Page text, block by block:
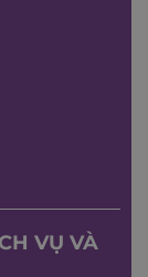
VỤ VÀ